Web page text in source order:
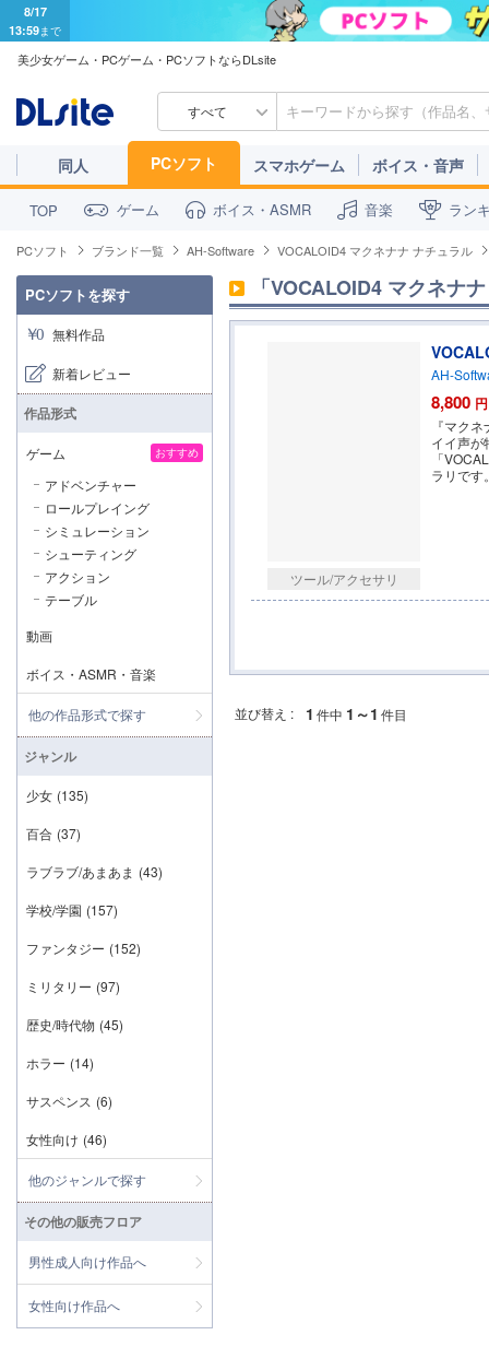
8/17
13:59まで
美少女ゲーム・PCゲーム・PCソフトならDLsite
すべて
同人 PCソフト スマホゲーム ボイス・音声
TOP ゲーム ボイス・ASMR 音楽 ラン
PCソフト ブランド一覧 AH-Software VOCALOID4 マクネナナ ナチュラル
「VOCALOID4 マクネナ
ツール/アクセサリ
AH-
8,800 円
『マク
イイ声が
「
ラリです
並び替え : 1 件中 1～1 件目
PCソフトを探す
無料作品
新着レビュー
作品形式
ゲーム おすすめ
アドベンチャー
ロールプレイング
シミュレーション
シューティング
アクション
テーブル
動画
ボイス・ASMR・音楽
他の作品形式で探す
ジャンル
少女 (135)
百合 (37)
ラブラブ/あまあま (43)
学校/学園 (157)
ファンタジー (152)
ミリタリー (97)
歴史/時代物 (45)
ホラー (14)
サスペンス (6)
女性向け (46)
他のジャンルで探す
その他の販売フロア
男性成人向け作品へ
女性向け作品へ